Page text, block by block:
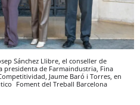
Sánchez Llibre, el conseller de
presidenta de Farmaindustria, Fina
Jaume Baró i Torres, en
Foment del Treball Barcelona